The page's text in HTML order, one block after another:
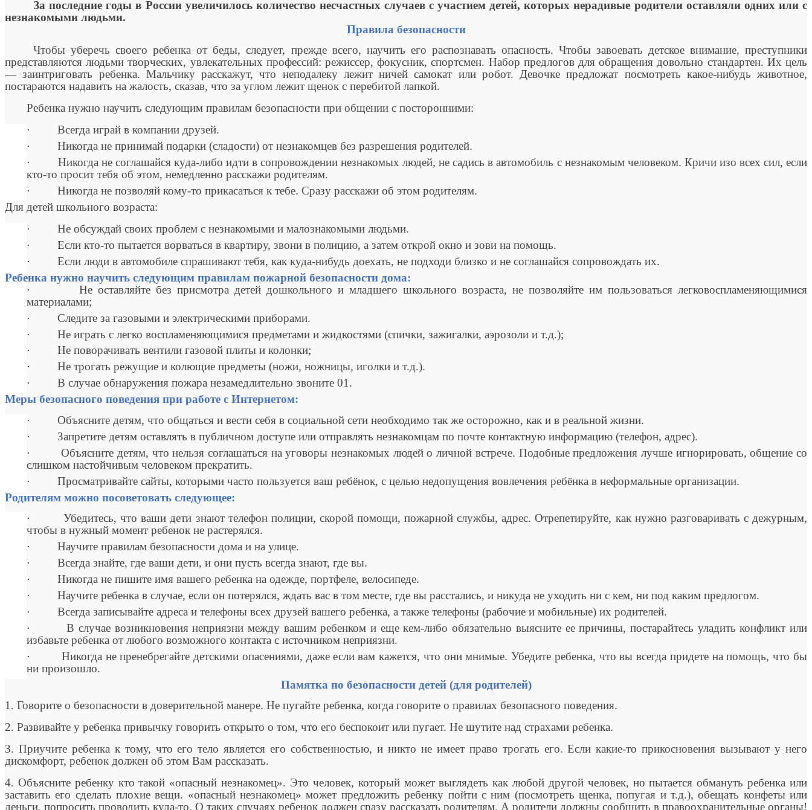
За последние годы в России увеличилось количество несчастных случаев с участием детей, которых нерадивые родители оставляли одних или с
незнакомыми людьми.
Правила безопасности
Чтобы уберечь своего ребенка от беды, следует, прежде всего, научить его распознавать опасность. Чтобы завоевать детское внимание, преступники
представляются людьми творческих, увлекательных профессий: режиссер, фокусник, спортсмен. Набор предлогов для обращения довольно стандартен. Их цель
— заинтриговать ребенка. Мальчику расскажут, что неподалеку лежит ничей самокат или робот. Девочке предложат посмотреть какое-нибудь животное,
постараются надавить на жалость, сказав, что за углом лежит щенок с перебитой лапкой.
Ребенка нужно научить следующим правилам безопасности при общении с посторонними:
· Всегда играй в компании друзей.
· Никогда не принимай подарки (сладости) от незнакомцев без разрешения родителей.
· Никогда не соглашайся куда-либо идти в сопровождении незнакомых людей, не садись в автомобиль с незнакомым человеком. Кричи изо всех сил, если
кто-то просит тебя об этом, немедленно расскажи родителям.
· Никогда не позволяй кому-то прикасаться к тебе. Сразу расскажи об этом родителям.
Для детей школьного возраста:
· Не обсуждай своих проблем с незнакомыми и малознакомыми людьми.
· Если кто-то пытается ворваться в квартиру, звони в полицию, а затем открой окно и зови на помощь.
· Если люди в автомобиле спрашивают тебя, как куда-нибудь доехать, не подходи близко и не соглашайся сопровождать их.
Ребенка нужно научить следующим правилам пожарной безопасности дома:
· Не оставляйте без присмотра детей дошкольного и младшего школьного возраста, не позволяйте им пользоваться легковоспламеняющимися
материалами;
· Следите за газовыми и электрическими приборами.
· Не играть с легко воспламеняющимися предметами и жидкостями (спички, зажигалки, аэрозоли и т.д.);
· Не поворачивать вентили газовой плиты и колонки;
· Не трогать режущие и колющие предметы (ножи, ножницы, иголки и т.д.).
· В случае обнаружения пожара незамедлительно звоните 01.
Меры безопасного поведения при работе с Интернетом:
· Объясните детям, что общаться и вести себя в социальной сети необходимо так же осторожно, как и в реальной жизни.
· Запретите детям оставлять в публичном доступе или отправлять незнакомцам по почте контактную информацию (телефон, адрес).
· Объясните детям, что нельзя соглашаться на уговоры незнакомых людей о личной встрече. Подобные предложения лучше игнорировать, общение со
слишком настойчивым человеком прекратить.
· Просматривайте сайты, которыми часто пользуется ваш ребёнок, с целью недопущения вовлечения ребёнка в неформальные организации.
Родителям можно посоветовать следующее:
· Убедитесь, что ваши дети знают телефон полиции, скорой помощи, пожарной службы, адрес. Отрепетируйте, как нужно разговаривать с дежурным,
чтобы в нужный момент ребенок не растерялся.
· Научите правилам безопасности дома и на улице.
· Всегда знайте, где ваши дети, и они пусть всегда знают, где вы.
· Никогда не пишите имя вашего ребенка на одежде, портфеле, велосипеде.
· Научите ребенка в случае, если он потерялся, ждать вас в том месте, где вы расстались, и никуда не уходить ни с кем, ни под каким предлогом.
· Всегда записывайте адреса и телефоны всех друзей вашего ребенка, а также телефоны (рабочие и мобильные) их родителей.
· В случае возникновения неприязни между вашим ребенком и еще кем-либо обязательно выясните ее причины, постарайтесь уладить конфликт или
избавьте ребенка от любого возможного контакта с источником неприязни.
· Никогда не пренебрегайте детскими опасениями, даже если вам кажется, что они мнимые. Убедите ребенка, что вы всегда придете на помощь, что бы
ни произошло.
Памятка по безопасности детей (для родителей)
1. Говорите о безопасности в доверительной манере. Не пугайте ребенка, когда говорите о правилах безопасного поведения.
2. Развивайте у ребенка привычку говорить открыто о том, что его беспокоит или пугает. Не шутите над страхами ребенка.
3. Приучите ребенка к тому, что его тело является его собственностью, и никто не имеет право трогать его. Если какие-то прикосновения вызывают у него
дискомфорт, ребенок должен об этом Вам рассказать.
4. Объясните ребенку кто такой «опасный незнакомец». Это человек, который может выглядеть как любой другой человек, но пытается обмануть ребенка или
заставить его сделать плохие вещи. «опасный незнакомец» может предложить ребенку пойти с ним (посмотреть щенка, попугая и т.д.), обещать конфеты или
деньги, попросить проводить куда-то. О таких случаях ребенок должен сразу рассказать родителям. А родители должны сообщить в правоохранительные органы!